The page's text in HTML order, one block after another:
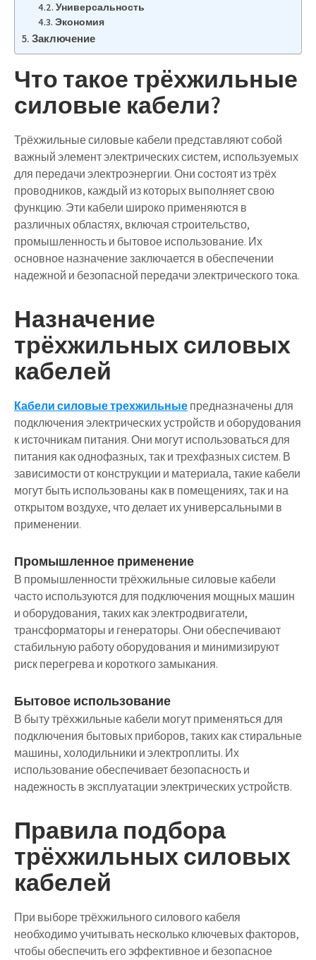
Универсальность
Экономия
Заключение
Что такое трёхжильные
силовые кабели?
Трёхжильные силовые кабели представляют собой
важный элемент электрических систем, используемых
для передачи электроэнергии. Они состоят из трёх
проводников, каждый из которых выполняет свою
функцию. Эти кабели широко применяются в
различных областях, включая строительство,
промышленность и бытовое использование. Их
основное назначение заключается в обеспечении
надежной и безопасной передачи электрического тока.
Назначение
трёхжильных силовых
кабелей
Кабели силовые трехжильныепредназначены для
подключения электрических устройств и оборудования
к источникам питания. Они могут использоваться для
питания как однофазных, так и трехфазных систем. В
зависимости от конструкции и материала, такие кабели
могут быть использованы как в помещениях, так и на
открытом воздухе, что делает их универсальными в
применении.
Промышленное применение
В промышленности трёхжильные силовые кабели
часто используются для подключения мощных машин
и оборудования, таких как электродвигатели,
трансформаторы и генераторы. Они обеспечивают
стабильную работу оборудования и минимизируют
риск перегрева и короткого замыкания.
Бытовое использование
В быту трёхжильные кабели могут применяться для
подключения бытовых приборов, таких как стиральные
машины, холодильники и электроплиты. Их
использование обеспечивает безопасность и
надежность в эксплуатации электрических устройств.
Правила подбора
трёхжильных силовых
кабелей
При выборе трёхжильного силового кабеля
необходимо учитывать несколько ключевых факторов,
чтобы обеспечить его эффективное и безопасное